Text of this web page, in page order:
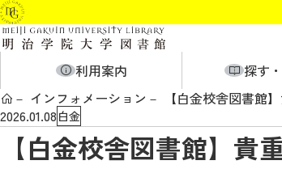
利用案内
探す
インフォメーション
【白金校舎図書館
2026.01.08 白金
【白金校舎図書館】貴